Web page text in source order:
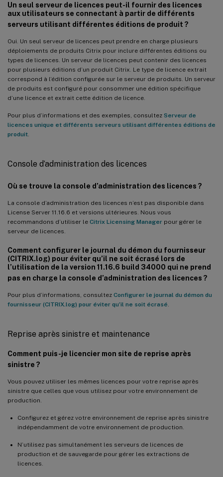
Un seul serveur de licences peut-il fournir des licences
aux utilisateurs se connectant à partir de différents
serveurs utilisant différentes éditions de produit ?
Oui. Un seul serveur de licences peut prendre en charge plusieurs
déploiements de produits Citrix pour inclure différentes éditions ou
types de licences. Un serveur de licences peut contenir des licences
pour plusieurs éditions d’un produit Citrix. Le type de licence extrait
correspond à l’édition configurée sur le serveur de produits. Un serveur
de produits est configuré pour consommer une édition spécifique
d’une licence et extrait cette édition de licence.
Pour plus d’informations et des exemples, consultez Serveur de
licences unique et différents serveurs utilisant différentes éditions de
produit
Console d’administration des licences
Où se trouve la console d’administration des licences ?
La console d’administration des licences n’est pas disponible dans
License Server 11.16.6 et versions ultérieures. Nous vous
recommandons d’utiliser le Citrix Licensing Manager pour gérer le
serveur de licences.
Comment configurer le journal du démon du fournisseur
(CITRIX.log) pour éviter qu’il ne soit écrasé lors de
l’utilisation de la version 11.16.6 build 34000 qui ne prend
pas en charge la console d’administration des licences ?
Pour plus d’informations, consultez Configurer le journal du démon du
fournisseur (CITRIX.log) pour éviter qu’il ne soit écrasé
Reprise après sinistre et maintenance
Comment puis-je licencier mon site de reprise après
sinistre ?
Vous pouvez utiliser les mêmes licences pour votre reprise après
sinistre que celles que vous utilisez pour votre environnement de
production.
Configurez et gérez votre environnement de reprise après sinistre
indépendamment de votre environnement de production.
N’utilisez pas simultanément les serveurs de licences de
production et de sauvegarde pour gérer les extractions de
licences.